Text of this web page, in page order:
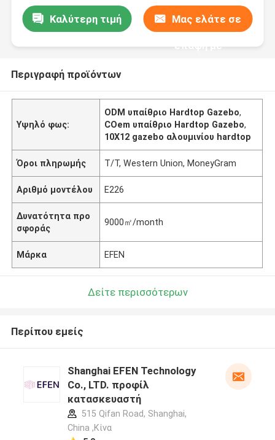
Καλύτερη τιμή Μας ελάτε σε
επαφή με
Περιγραφή προϊόντων
Υψηλό φως:
ODM υπαίθριο Hardtop Gazebo,
COem υπαίθριο Hardtop Gazebo,
10X12 gazebo αλουμινίου hardtop
Όροι πληρωμής T/T, Western Union, MoneyGram
Αριθμό μοντέλου E226
Δυνατότητα προ
σφοράς
9000㎡/month
Μάρκα EFEN
Δείτε περισσότερων
Περίπου εμείς
Shanghai EFEN Technology
Co., LTD. προφίλ
κατασκευαστή
515 Qifan Road, Shanghai,
China ,Κίνα